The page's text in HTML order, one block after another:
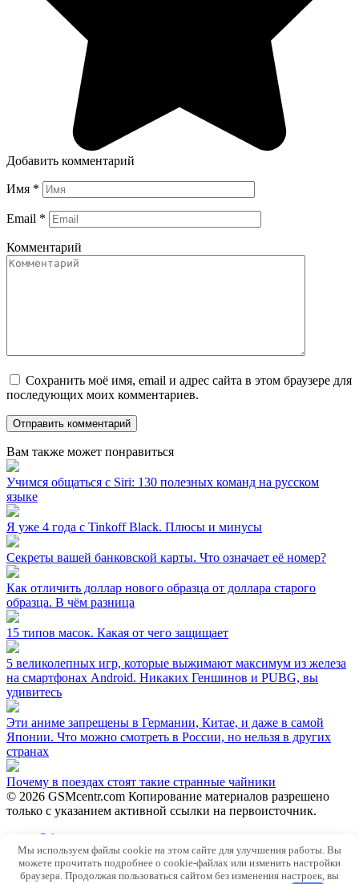
Добавить комментарий
Имя *
Email *
Комментарий
Сохранить моё имя, email и адрес сайта в этом браузере для
последующих моих комментариев.
Вам также может понравиться
Учимся общаться с Siri: 130 полезных команд на русском
языке
Я уже 4 года с Tinkoff Black. Плюсы и минусы
Секреты вашей банковской карты. Что означает её номер?
Как отличить доллар нового образца от доллара старого
образца. В чём разница
15 типов масок. Какая от чего защищает
5 великолепных игр, которые выжимают максимум из железа
на смартфонах Android. Никаких Геншинов и PUBG, вы
удивитесь
Эти аниме запрещены в Германии, Китае, и даже в самой
Японии. Что можно смотреть в России, но нельзя в других
странах
Почему в поездах стоят такие странные чайники
© 2026 GSMcentr.com Копирование материалов разрешено
только с указанием активной ссылки на первоисточник.
Обратная связь
Политика конфиденциальности
Пользовательское соглашение
Мы используем файлы cookie на этом сайте для улучшения работы. Вы
можете прочитать подробнее о cookie-файлах или изменить настройки
браузера. Продолжая пользоваться сайтом без изменения настроек, вы